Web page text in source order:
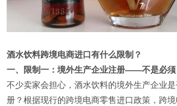
酒水饮料跨境电商进口有什么限制？
一、限制一：境外生产企业注册——不是必须
不少卖家会担心，酒水饮料的境外生产企业
册？根据现行的跨境电商零售进口政策，跨